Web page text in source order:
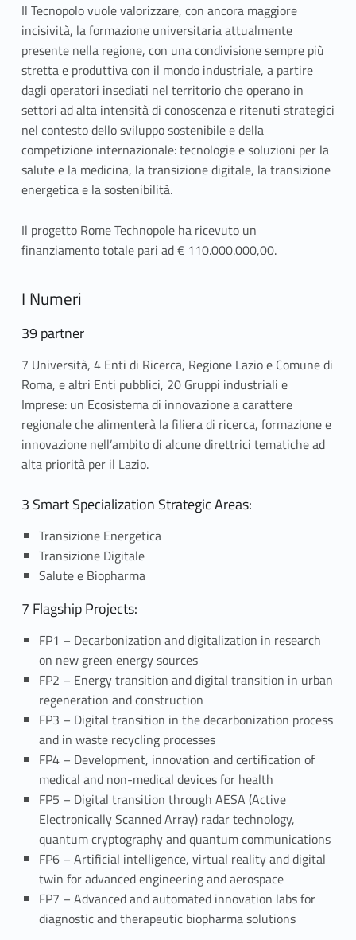
Il Tecnopolo vuole valorizzare, con ancora maggiore
incisività, la formazione universitaria attualmente
presente nella regione, con una condivisione sempre più
stretta e produttiva con il mondo industriale, a partire
dagli operatori insediati nel territorio che operano in
settori ad alta intensità di conoscenza e ritenuti strategici
nel contesto dello sviluppo sostenibile e della
competizione internazionale: tecnologie e soluzioni per la
salute e la medicina, la transizione digitale, la transizione
energetica e la sostenibilità.
Il progetto Rome Technopole ha ricevuto un
finanziamento totale pari ad € 110.000.000,00.
I Numeri
39 partner
7 Università, 4 Enti di Ricerca, Regione Lazio e Comune di
Roma, e altri Enti pubblici, 20 Gruppi industriali e
Imprese: un Ecosistema di innovazione a carattere
regionale che alimenterà la filiera di ricerca, formazione e
innovazione nell’ambito di alcune direttrici tematiche ad
alta priorità per il Lazio.
3 Smart Specialization Strategic Areas:
Transizione Energetica
Transizione Digitale
Salute e Biopharma
7 Flagship Projects:
FP1 – Decarbonization and digitalization in research
on new green energy sources
FP2 – Energy transition and digital transition in urban
regeneration and construction
FP3 – Digital transition in the decarbonization process
and in waste recycling processes
FP4 – Development, innovation and certification of
medical and non-medical devices for health
FP5 – Digital transition through AESA (Active
Electronically Scanned Array) radar technology,
quantum cryptography and quantum communications
FP6 – Artificial intelligence, virtual reality and digital
twin for advanced engineering and aerospace
FP7 – Advanced and automated innovation labs for
diagnostic and therapeutic biopharma solutions